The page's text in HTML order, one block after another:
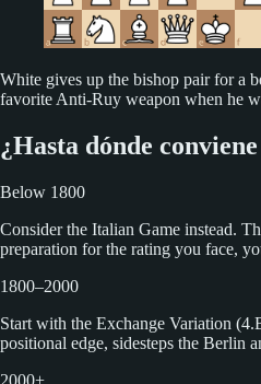
White gives up the bishop pair for a
favorite Anti-Ruy weapon when he
¿Hasta dónde
Below 1800
Consider the Italian Game instead.
preparation for the rating you face,
1800–2000
Start with the Exchange Variation
positional edge, sidesteps the Berlin
2000+